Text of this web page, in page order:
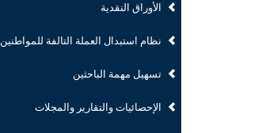
الأوراق النقدية
نظام استبدال العملة التالفة للمواطنين
تسهيل مهمة الباحثين
الإحصائيات والتقارير والمجلات